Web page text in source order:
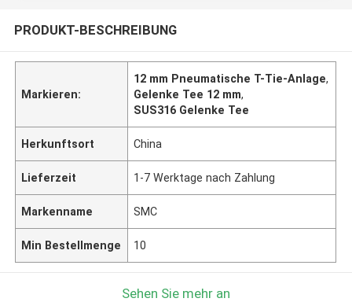
PRODUKT-BESCHREIBUNG
Markieren:
12 mm Pneumatische T-Tie-Anlage,
Gelenke Tee 12 mm,
SUS316 Gelenke Tee
Herkunftsort China
Lieferzeit 1-7 Werktage nach Zahlung
Markenname SMC
Min Bestellmenge 10
Sehen Sie mehr an